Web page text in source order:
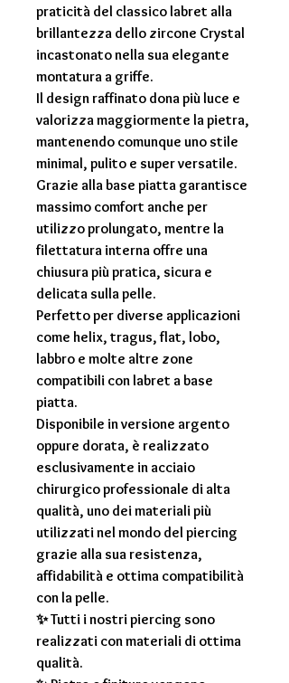
praticità del classico labret alla
brillantezza dello zircone Crystal
incastonato nella sua elegante
montatura a griffe.
Il design raffinato dona più luce e
valorizza maggiormente la pietra,
mantenendo comunque uno stile
minimal, pulito e super versatile.
Grazie alla base piatta garantisce
massimo comfort anche per
utilizzo prolungato, mentre la
filettatura interna offre una
chiusura più pratica, sicura e
delicata sulla pelle.
Perfetto per diverse applicazioni
come helix, tragus, flat, lobo,
labbro e molte altre zone
compatibili con labret a base
piatta.
Disponibile in versione argento
oppure dorata, è realizzato
esclusivamente in acciaio
chirurgico professionale di alta
qualità, uno dei materiali più
utilizzati nel mondo del piercing
grazie alla sua resistenza,
affidabilità e ottima compatibilità
con la pelle.
✨ Tutti i nostri piercing sono
realizzati con materiali di ottima
qualità.